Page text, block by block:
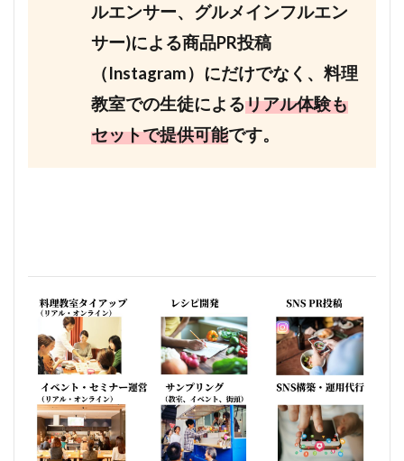
ルエンサー、グルメインフルエン
サー)による商品PR投稿
（Instagram）にだけでなく、料理
教室での生徒によるリアル体験も
セットで提供可能です。